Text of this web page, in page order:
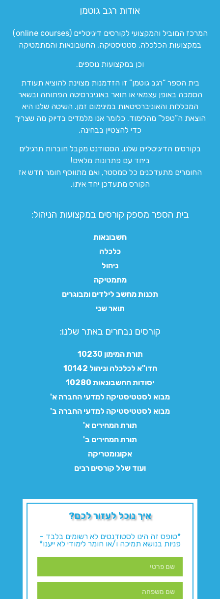
אודות רגב גוטמן
המרכז המוביל והמקצועי לקורסים דיגיטליים (online courses)
במקצועות הכלכלה, סטטיסטיקה, החשבונאות והמתמטיקה
וכן במקצועות נוספים.
בית הספר “רגב גוטמן” זו הזדמנות מצוינת להוציא תעודת
הסמכה באופן עצמאי או תואר באוניברסיטה הפתוחה ובשאר
המכללות והאוניברסיטאות במינימום זמן. השיטה שלנו היא
הוצאת ה”טפל” מהלימוד. כלומר אנו מלמדים בדיוק מה שצריך
כדי להצטיין בבחינה.
בקורסים הדיגיטליים שלנו, הסטודנט מקבל חוברות תרגילים
ביחד עם פתרונות מלאים!
החומרים מתעדכנים כל סמסטר, ואם מתווסף חומר חדש אז
הקורס מתעדכן יחד איתו.
בית הספר מספק קורסים במקצועות הניהול:
חשבונאות
כלכלה
ניהול
מתמטיקה
תכנות מחשב לילדים ומבוגרים
תואר שני
קורסים נבחרים באתר שלנו:​
תורת המימון 10230
חדו"א לכלכלה וניהול 10142
יסודות החשבונאות 10280
מבוא לסטטיסטיקה למדעי החברה א'
מבוא לסטטיסטיקה למדעי החברה ב'
תורת המחירים א'
תורת המחירים ב'
אקונומטריקה
ועוד שלל קורסים רבים
איך נוכל לעזור לכם?
*טופס זה הינו לסטודנטים לא רשומים בלבד –
פניות בנושא תמיכה ו/או חומר לימודי לא ייענו*